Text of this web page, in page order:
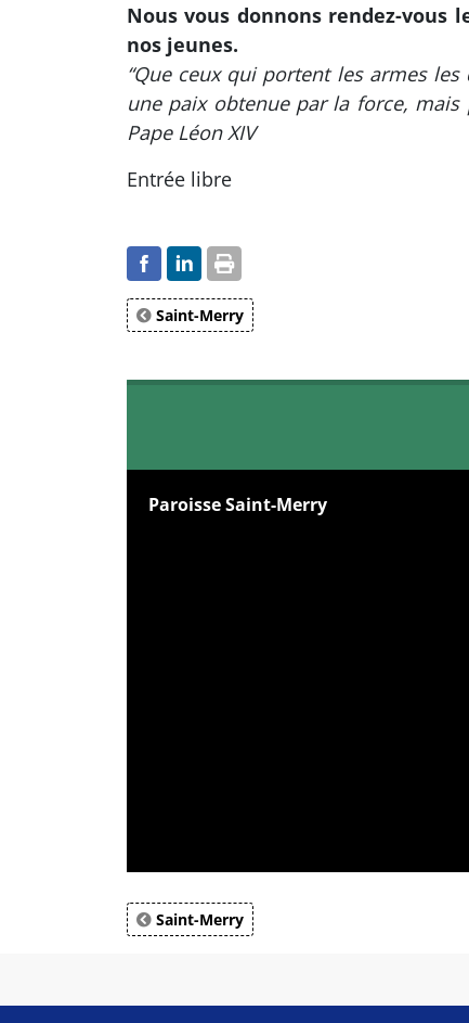
Nous vous donnons rendez-
nos jeunes.
“Que ceux qui portent les armes
une paix obtenue par la force,
Pape Léon XIV
Entrée libre
Saint-Merry
Paroisse Saint-Merry
Saint-Merry